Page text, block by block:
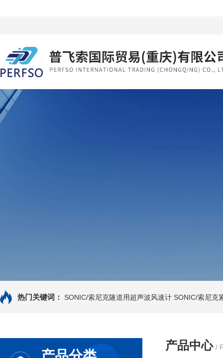
热门关键词： SONIC/索尼克隧道用超声波风速计 SONIC/索尼克
产品中心 /